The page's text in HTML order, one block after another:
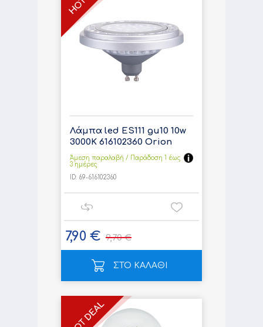
Λάμπα led ES111 gu10 10w
3000K 616102360 Orion
Άμεση παραλαβή / Παράδoση 1 έως
3 ημέρες
ID: 69-616102360
7,90 € 9,70 €
ΣΤΟ ΚΑΛΑΘΙ